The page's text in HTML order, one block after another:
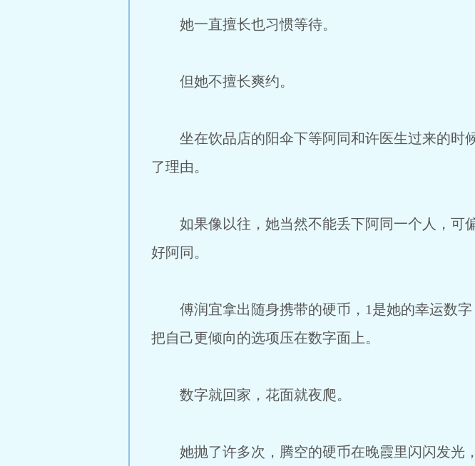
她一直擅长也习惯等待。
但她不擅长爽约。
坐在饮品店的阳伞下等阿同和许医生过来的时
了理由。
如果像以往，她当然不能丢下阿同一个人，可
好阿同。
傅润宜拿出随身携带的硬币，1是她的幸运数字
把自己更倾向的选项压在数字面上。
数字就回家，花面就夜爬。
她抛了许多次，腾空的硬币在晚霞里闪闪发光